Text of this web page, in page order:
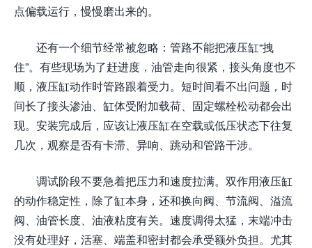
点偏载运行，慢慢磨出来的。
还有一个细节经常被忽略：管路不能把液压缸“拽
住”。有些现场为了赶进度，油管走向很紧，接头角度也不
顺，液压缸动作时管路跟着受力。短时间看不出问题，时
间长了接头渗油、缸体受附加载荷、固定螺栓松动都会出
现。安装完成后，应该让液压缸在空载或低压状态下往复
几次，观察是否有卡滞、异响、跳动和管路干涉。
调试阶段不要急着把压力和速度拉满。双作用液压缸
的动作稳定性，除了缸本身，还和换向阀、节流阀、溢流
阀、油管长度、油液粘度有关。速度调得太猛，末端冲击
没有处理好，活塞、端盖和密封都会承受额外负担。尤其